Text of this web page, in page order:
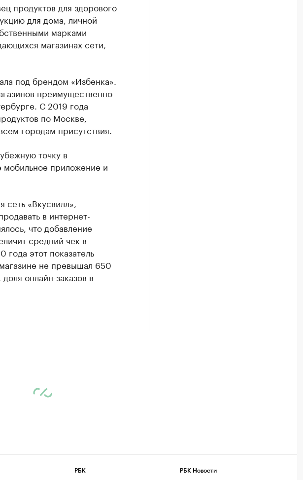
продуктов для здорового
для дома, личной
марками
магазинах сети,
под брендом «Избенка».
преимущественно
С 2019 года
по Москве,
городам присутствия.
точку в
приложение и
сеть «Вкусвилл»,
в интернет-
что добавление
средний чек в
этот показатель
не превышал 650
онлайн-заказов в
РБК РБК Новости